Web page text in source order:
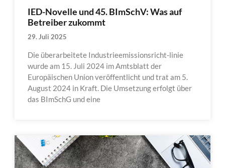
IED-Novelle und 45. BImSchV: Was auf
Betreiber zukommt
29. Juli 2025
Die überarbeitete Industrieemissionsricht-linie
wurde am 15. Juli 2024 im Amtsblatt der
Europäischen Union veröffentlicht und trat am 5.
August 2024 in Kraft. Die Umsetzung erfolgt über
das BImSchG und eine